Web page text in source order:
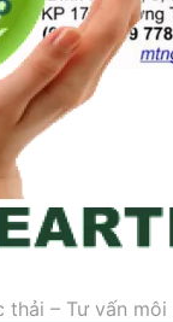
thải – Tư vấn